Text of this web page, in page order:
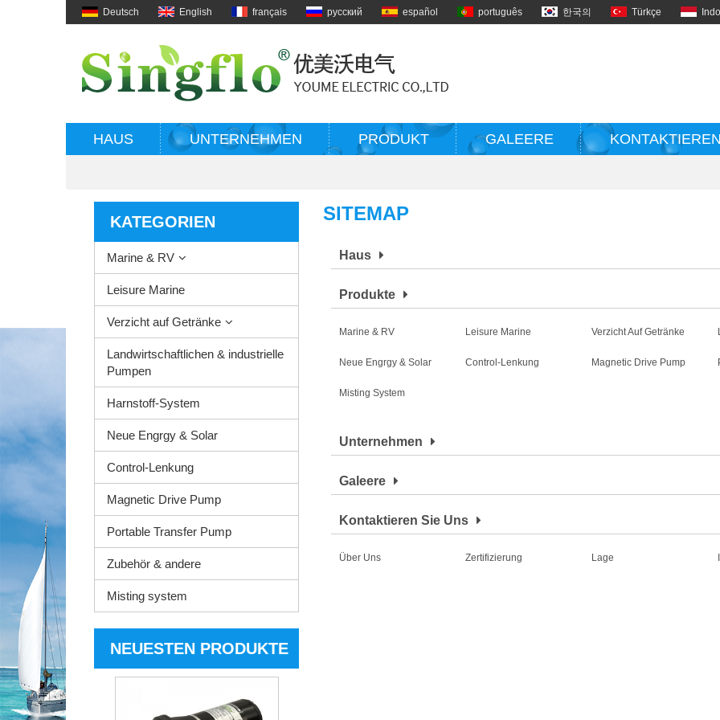
Deutsch English français русский español português 한국의 Türkçe
HAUS UNTERNEHMEN PRODUKT GALEERE
KATEGORIEN
Marine & RV
Leisure Marine
Verzicht auf Getränke
Landwirtschaftlichen & industrielle
Pumpen
Harnstoff-System
Neue Engrgy & Solar
Control-Lenkung
Magnetic Drive Pump
Portable Transfer Pump
Zubehör & andere
Misting system
NEUESTEN PRODUKTE
SITEMAP
Haus
Produkte
Marine & RV Leisure Marine Verzicht Auf Getränke
Neue Engrgy & Solar Control-Lenkung Magnetic Drive Pump
Misting System
Unternehmen
Galeere
Kontaktieren Sie Uns
Über Uns Zertifizierung Lage